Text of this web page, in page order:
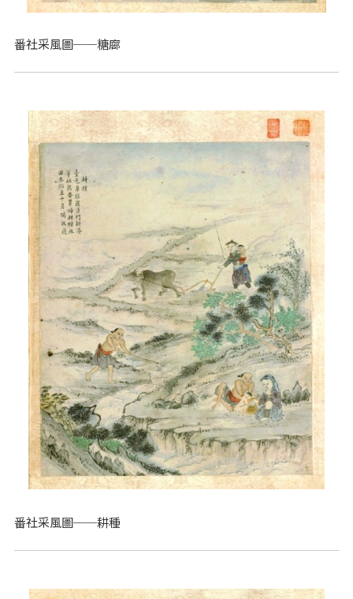
番社采風圖──糖廍
番社采風圖──耕種